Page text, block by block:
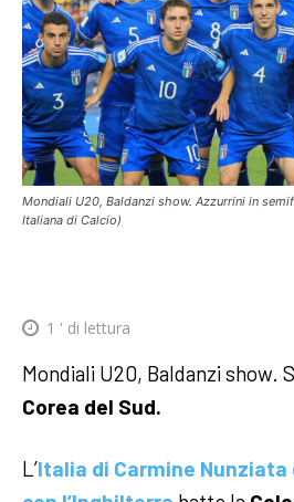
Mondiali U20, Baldanzi show. Azzurrini in
Italiana di Calcio)
1 ' di lettura
Mondiali U20, Baldanzi show.
Corea del Sud.
L’Italia di Carmine